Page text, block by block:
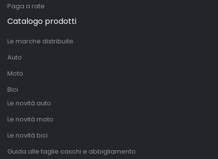
Paga a rate
Catalogo prodotti
Le marche distribuite
Auto
Moto
Bici
Le novità auto
Le novità moto
Le novità bici
Guida alle taglie caschi e abbigliamento